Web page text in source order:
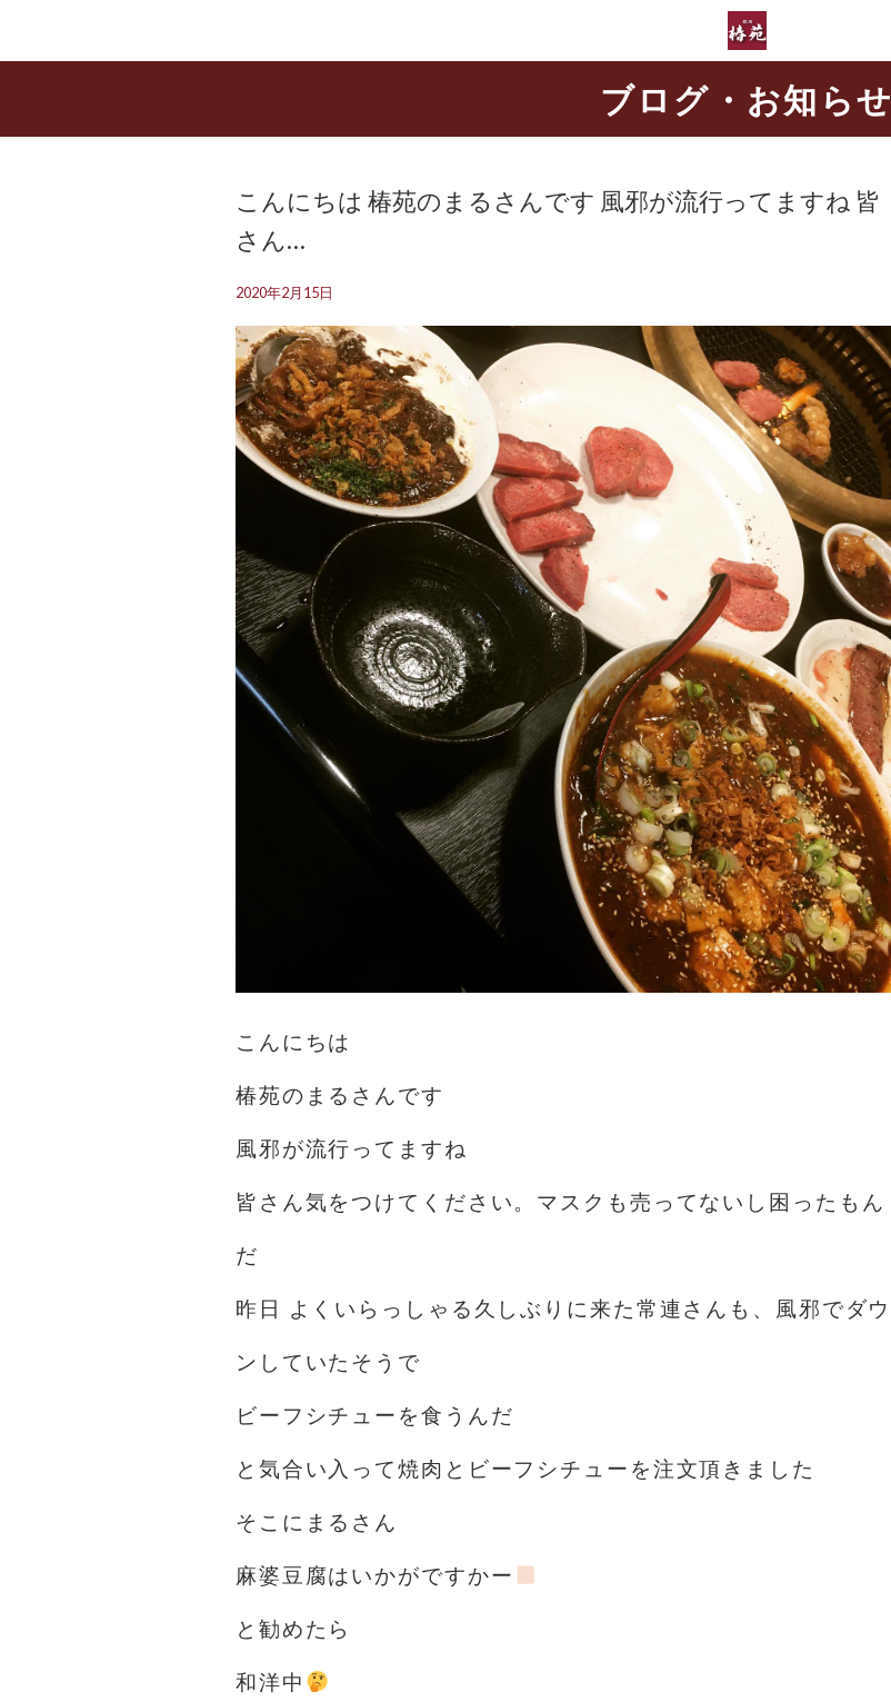
ブログ・お知らせ
こんにちは 椿苑のまるさんです 風邪が流行ってますね 皆
さん…
2020年2月15日
こんにちは
椿苑のまるさんです
風邪が流行ってますね
皆さん気をつけてください。マスクも売ってないし困ったもん
だ
昨日 よくいらっしゃる久しぶりに来た常連さんも、風邪でダウ
ンしていたそうで
ビーフシチューを食うんだ️
と気合い入って焼肉とビーフシチューを注文頂きました
そこにまるさん
麻婆豆腐はいかがですかー
と勧めたら
和洋中